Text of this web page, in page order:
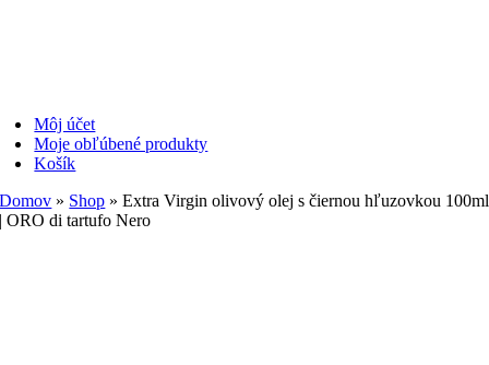
Môj účet
Moje obľúbené produkty
Košík
Domov » Shop »Extra Virgin olivový olej s čiernou hľuzovkou 100ml
| ORO di tartufo Nero